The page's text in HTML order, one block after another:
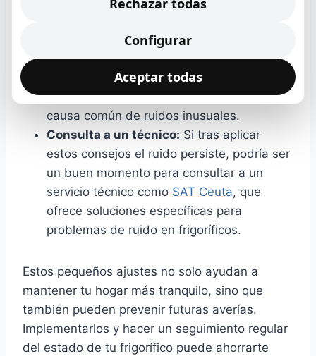
Verifica el ventilador:Si tu frigorífico
posee ventiladores, límpialos y asegúrate
de que estén funcionando sin
obstrucciones, ya que esto puede ser una
causa común de ruidos inusuales.
Consulta a un técnico: Si tras aplicar
estos consejos el ruido persiste, podría ser
un buen momento para consultar a un
servicio técnico como SAT Ceuta, que
ofrece soluciones específicas para
problemas de ruido en frigoríficos.
Estos pequeños ajustes no solo ayudan a
mantener tu hogar más tranquilo, sino que
también pueden prevenir futuras averías.
Implementarlos y hacer un seguimiento regular
del estado de tu frigorífico puede ahorrarte
Rechazar todas
Configurar
Aceptar todas